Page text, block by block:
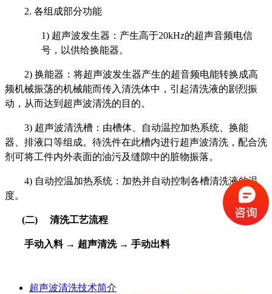
2. 各组成部分功能
1) 超声波发生器：产生高于20kHz的超声音频电信
号，以供给换能器。
2) 换能器：将超声波发生器产生的超音频电能转换成高
频机械振荡的机械能而传入清洗体中，引起清洗液的剧烈振
动，从而达到超声波清洗的目的。
3) 超声波清洗槽：由槽体、自动温控加热系统、换能
器、排液口等组成。待洗件在此槽内进行超声波清洗，配合洗
剂可将工件内外表面的油污及缝隙中的脏物振落。
4) 自动控温加热系统：加热并自动控制各槽清洗液的温
度。
(二) 清洗工艺流程
手动入料 → 超声清洗→ 手动出料
超声波清洗技术简介